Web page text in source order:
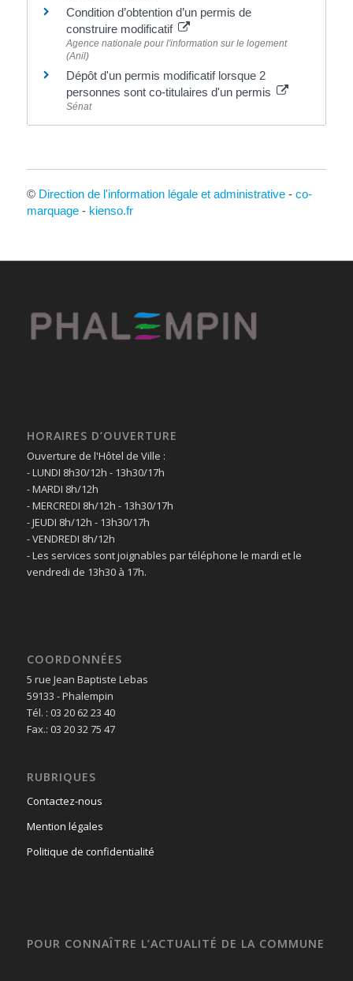
Condition d’obtention d’un permis de
construire modificatif
Agence nationale pour l'information sur le logement
(Anil)
Dépôt d'un permis modificatif lorsque 2
personnes sont co-titulaires d'un permis
Sénat
© Direction de l'information légale et administrative- co-
marquage- kienso.fr
HORAIRES D’OUVERTURE
Ouverture de l'Hôtel de Ville :
- LUNDI 8h30/12h - 13h30/17h
- MARDI 8h/12h
- MERCREDI 8h/12h - 13h30/17h
- JEUDI 8h/12h - 13h30/17h
- VENDREDI 8h/12h
- Les services sont joignables par téléphone le mardi et le
vendredi de 13h30 à 17h.
COORDONNÉES
5 rue Jean Baptiste Lebas
59133 - Phalempin
Tél. : 03 20 62 23 40
Fax.: 03 20 32 75 47
RUBRIQUES
Contactez-nous
Mention légales
Politique de confidentialité
POUR CONNAÎTRE L’ACTUALITÉ DE LA COMMUNE